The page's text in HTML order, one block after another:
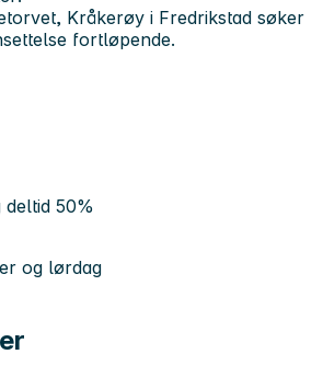
Kråkerøy i Fredrikstad søker
fortløpende.
deltid 50%
og lørdag